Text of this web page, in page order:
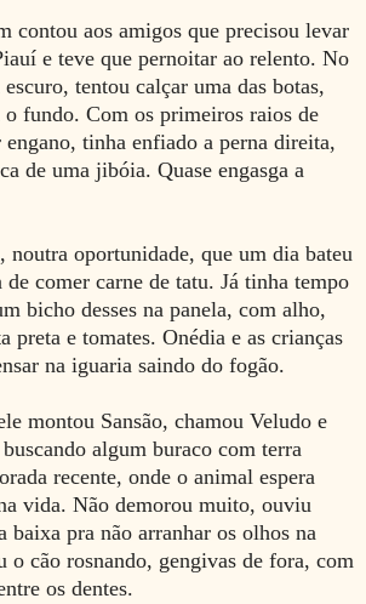
contou aos amigos que precisou levar
e teve que pernoitar ao relento. No
tentou calçar uma das botas,
o fundo. Com os primeiros raios de
tinha enfiado a perna direita,
de uma jibóia. Quase engasga a
noutra oportunidade, que um dia bateu
comer carne de tatu. Já tinha tempo
bicho desses na panela, com alho,
preta e tomates. Onédia e as crianças
na iguaria saindo do fogão.
montou Sansão, chamou Veludo e
algum buraco com terra
recente, onde o animal espera
vida. Não demorou muito, ouviu
baixa pra não arranhar os olhos na
o cão rosnando, gengivas de fora, com
os dentes.